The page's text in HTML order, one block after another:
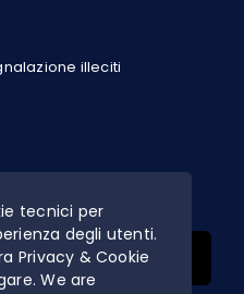
illeciti
tecnici per
degli utenti.
Privacy & Cookie
We are